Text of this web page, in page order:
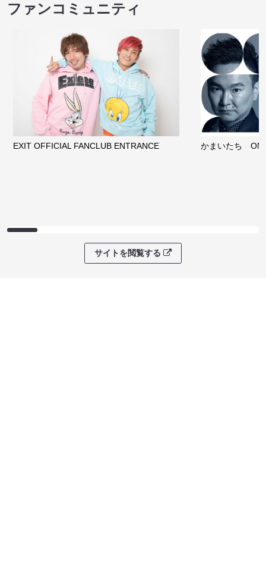
ファンコミュニティ
EXIT OFFICIAL FANCLUB ENTRANCE かまいたち
サイトを閲覧する